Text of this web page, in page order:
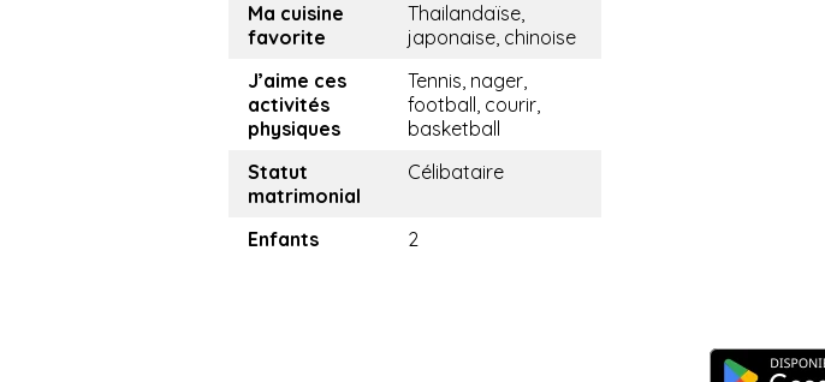
Ma cuisine
favorite
Thailandaïse,
japonaise, chinoise
J’aime ces
activités
physiques
Tennis, nager,
football, courir,
basketball
Statut
matrimonial
Célibataire
Enfants 2